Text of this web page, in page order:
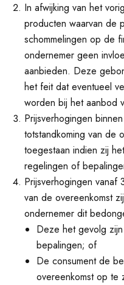
In afwijking van het
producten waarvan de
schommelingen op de
ondernemer geen
aanbieden. Deze
het feit dat eventueel
worden bij het aanbod
Prijsverhogingen
totstandkoming van de
toegestaan indien zij
regelingen of
Prijsverhogingen vanaf
van de overeenkomst
ondernemer dit
Deze het gevolg
bepalingen; of
De consument de
overeenkomst op te